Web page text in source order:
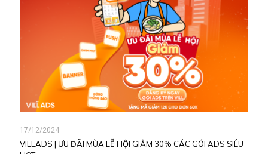
17/12/2024
VILLADS | ƯU ĐÃI MÙA LỄ HỘI GIẢM 30% CÁC GÓI ADS SIÊU